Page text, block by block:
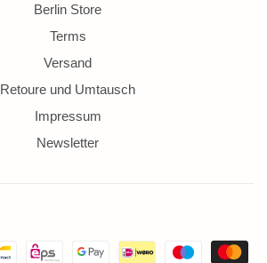
Berlin Store
Terms
Versand
Retoure und Umtausch
Impressum
Newsletter